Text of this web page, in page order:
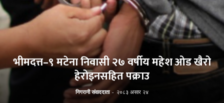
भीमदत्त–९ मटेना निवासी २७ वर्षीय महेश ओड खैरो
हेरोइनसहित पक्राउ
निगरानी संवाददाता - २०८३ असार २४